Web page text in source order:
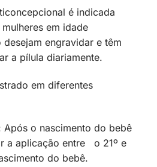
é indicada
em idade
engravidar e têm
a pílula diariamente.
em diferentes
Após o nascimento do bebê
a aplicação entre o 21º e
do bebê.